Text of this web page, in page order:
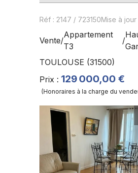
Réf : 2147 / 723150Mise à
Vente/
Appartement
T3
/
TOULOUSE (31500)
Prix : 129 000,00 €
(Honoraires à la charge du